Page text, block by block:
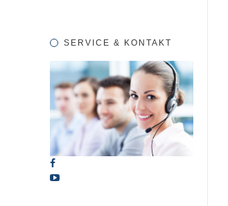
SERVICE & KONTAKT